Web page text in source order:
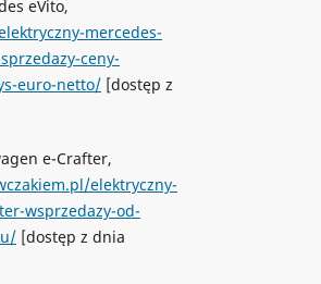
eVito,
mercedes-
ceny-
euro-netto/[dostęp z
e-Crafter,
elektryczny-
wsprzedazy-od-
[dostęp z dnia